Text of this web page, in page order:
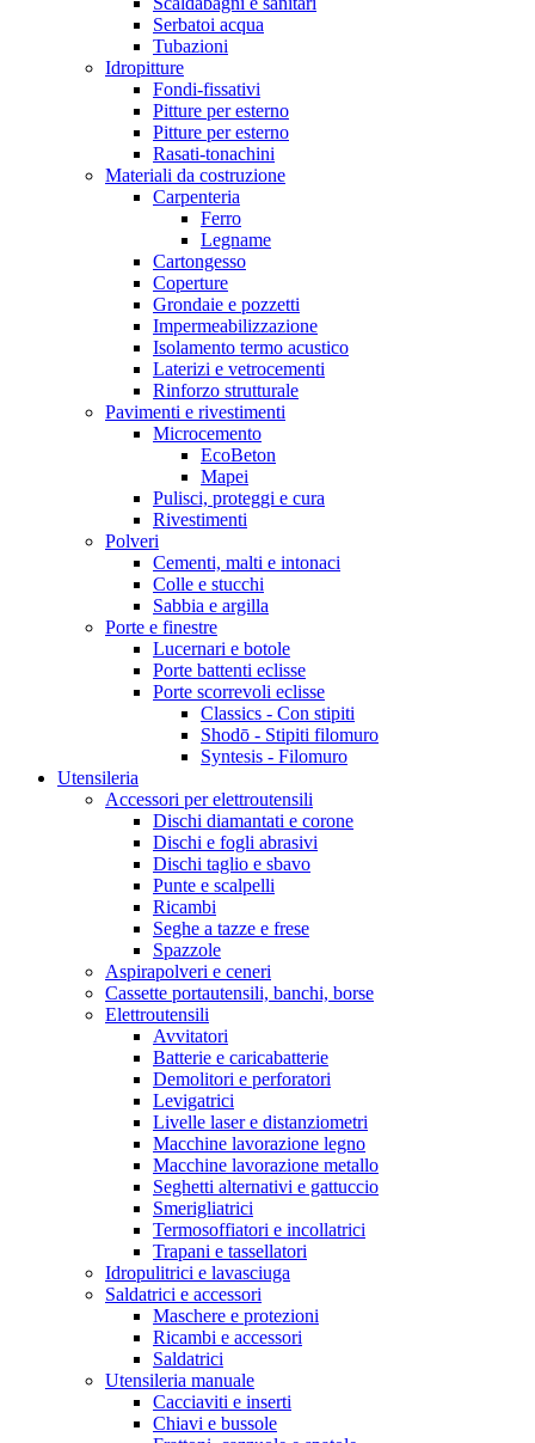
Serbatoi acqua
Tubazioni
Idropitture
Fondi-fissativi
Pitture per esterno
Pitture per esterno
Rasati-tonachini
Materiali da costruzione
Carpenteria
Ferro
Legname
Cartongesso
Coperture
Grondaie e pozzetti
Impermeabilizzazione
Isolamento termo acustico
Laterizi e vetrocementi
Rinforzo strutturale
Pavimenti e rivestimenti
Microcemento
EcoBeton
Mapei
Pulisci, proteggi e cura
Rivestimenti
Polveri
Cementi, malti e intonaci
Colle e stucchi
Sabbia e argilla
Porte e finestre
Lucernari e botole
Porte battenti eclisse
Porte scorrevoli eclisse
Classics - Con stipiti
Shodō - Stipiti filomuro
Syntesis - Filomuro
Utensileria
Accessori per elettroutensili
Dischi diamantati e corone
Dischi e fogli abrasivi
Dischi taglio e sbavo
Punte e scalpelli
Ricambi
Seghe a tazze e frese
Spazzole
Aspirapolveri e ceneri
Cassette portautensili, banchi, borse
Elettroutensili
Avvitatori
Batterie e caricabatterie
Demolitori e perforatori
Levigatrici
Livelle laser e distanziometri
Macchine lavorazione legno
Macchine lavorazione metallo
Seghetti alternativi e gattuccio
Smerigliatrici
Termosoffiatori e incollatrici
Trapani e tassellatori
Idropulitrici e lavasciuga
Saldatrici e accessori
Maschere e protezioni
Ricambi e accessori
Saldatrici
Utensileria manuale
Cacciaviti e inserti
Chiavi e bussole